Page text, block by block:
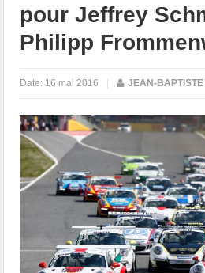
pour Jeffrey
Philipp
Date: 16 mai 2016 | JEAN-